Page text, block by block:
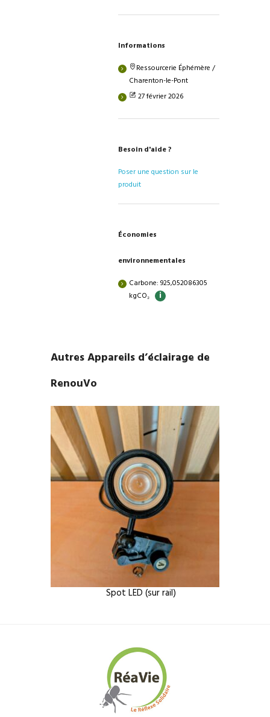
Informations
Ressourcerie Éphémère /
Charenton-le-Pont
27 février 2026
Besoin d'aide ?
Poser une question sur le
produit
Économies
environnementales
Carbone: 925,052086305
kgCO₂
i
Autres Appareils d’éclairage de
RenouVo
Spot LED (sur rail)